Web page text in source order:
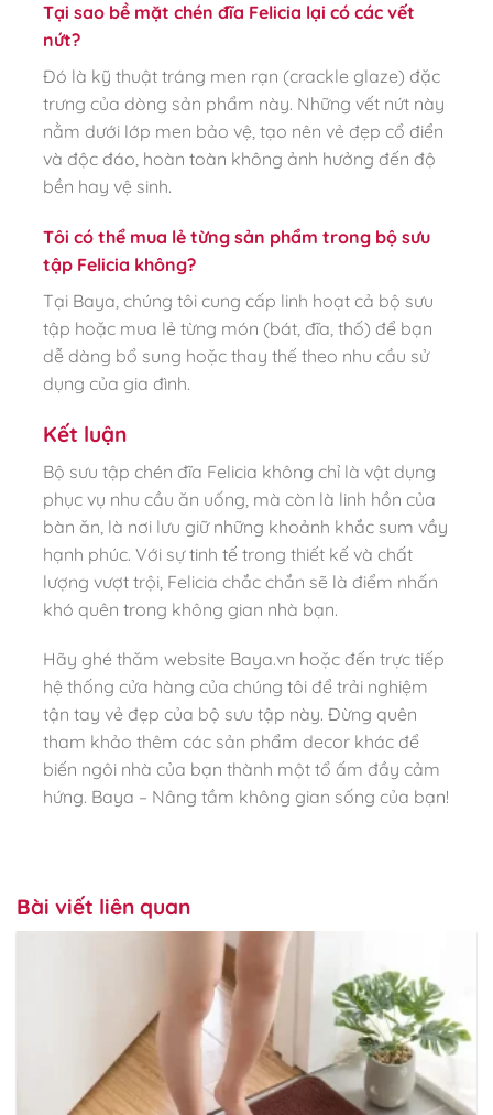
Tại sao bề mặt chén đĩa Felicia lại có các vết
nứt?
Đó là kỹ thuật tráng men rạn (crackle glaze) đặc
trưng của dòng sản phẩm này. Những vết nứt này
nằm dưới lớp men bảo vệ, tạo nên vẻ đẹp cổ điển
và độc đáo, hoàn toàn không ảnh hưởng đến độ
bền hay vệ sinh.
Tôi có thể mua lẻ từng sản phẩm trong bộ sưu
tập Felicia không?
Tại Baya, chúng tôi cung cấp linh hoạt cả bộ sưu
tập hoặc mua lẻ từng món (bát, đĩa, thố) để bạn
dễ dàng bổ sung hoặc thay thế theo nhu cầu sử
dụng của gia đình.
Kết luận
Bộ sưu tập chén đĩa Felicia không chỉ là vật dụng
phục vụ nhu cầu ăn uống, mà còn là linh hồn của
bàn ăn, là nơi lưu giữ những khoảnh khắc sum vầy
hạnh phúc. Với sự tinh tế trong thiết kế và chất
lượng vượt trội, Felicia chắc chắn sẽ là điểm nhấn
khó quên trong không gian nhà bạn.
Hãy ghé thăm website Baya.vn hoặc đến trực tiếp
hệ thống cửa hàng của chúng tôi để trải nghiệm
tận tay vẻ đẹp của bộ sưu tập này. Đừng quên
tham khảo thêm các sản phẩm decor khác để
biến ngôi nhà của bạn thành một tổ ấm đầy cảm
hứng. Baya – Nâng tầm không gian sống của bạn!
Bài viết liên quan